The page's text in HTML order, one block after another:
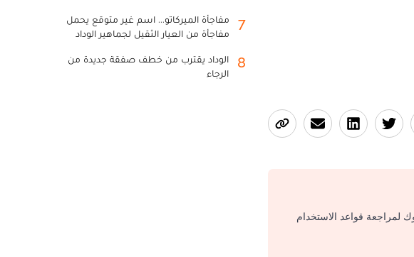
لمراجعة قواعد الاستخدام
7
مفاجأة الميركاتو... اسم غير متوقع يحمل
مفاجأة من العيار الثقيل لجماهير الوداد
8
الوداد يقترب من خطف صفقة جديدة من
الرجاء